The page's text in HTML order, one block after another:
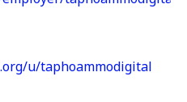
u/taphoammodigital